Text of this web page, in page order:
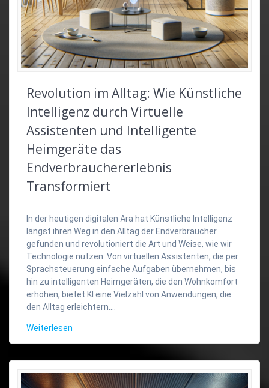
Revolution im Alltag: Wie Künstliche
Intelligenz durch Virtuelle
Assistenten und Intelligente
Heimgeräte das
Endverbrauchererlebnis
Transformiert
In der heutigen digitalen Ära hat Künstliche Intelligenz
längst ihren Weg in den Alltag der Endverbraucher
gefunden und revolutioniert die Art und Weise, wie wir
Technologie nutzen. Von virtuellen Assistenten, die per
Sprachsteuerung einfache Aufgaben übernehmen, bis
hin zu intelligenten Heimgeräten, die den Wohnkomfort
erhöhen, bietet KI eine Vielzahl von Anwendungen, die
den Alltag erleichtern.…
Weiterlesen